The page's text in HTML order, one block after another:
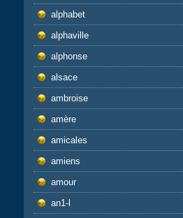
alphabet
alphaville
alphonse
alsace
ambroise
amère
amicales
amiens
amour
an1-l